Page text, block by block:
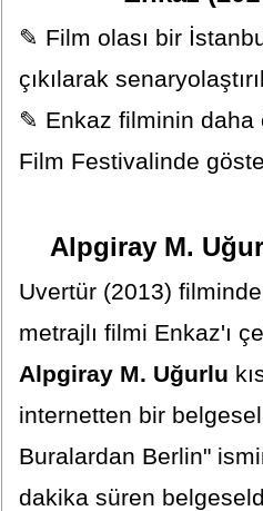
✎ Film olası bir
çıkılarak
✎ Enkaz filminin daha
Film Festivalinde
Alpgiray M.
Uvertür (2013)
metrajlı filmi Enkaz'ı
Alpgiray M. Uğurlu
internetten bir
Buralardan Berlin"
dakika süren